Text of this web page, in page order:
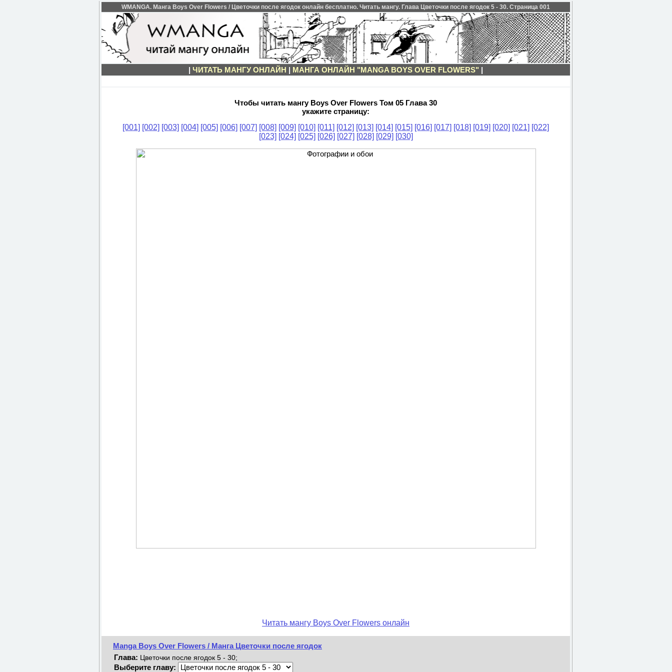
WMANGA. Манга Boys Over Flowers / Цветочки после ягодок онлайн бесплатно. Читать мангу. Глава Цветочки после ягодок 5 - 30. Страница 001
| ЧИТАТЬ МАНГУ ОНЛАЙН | МАНГА ОНЛАЙН "MANGA BOYS OVER FLOWERS" |
Чтобы читать мангу Boys Over Flowers Том 05 Глава 30
укажите страницу:
[001] [002] [003] [004] [005] [006] [007] [008] [009] [010] [011] [012] [013] [014] [015] [016] [017] [018] [019] [020] [021] [022]
[023] [024] [025] [026] [027] [028] [029] [030]
Читать мангу Boys Over Flowers онлайн
Manga Boys Over Flowers / Манга Цветочки после ягодок
Глава: Цветочки после ягодок 5 - 30;
Выберите главу: